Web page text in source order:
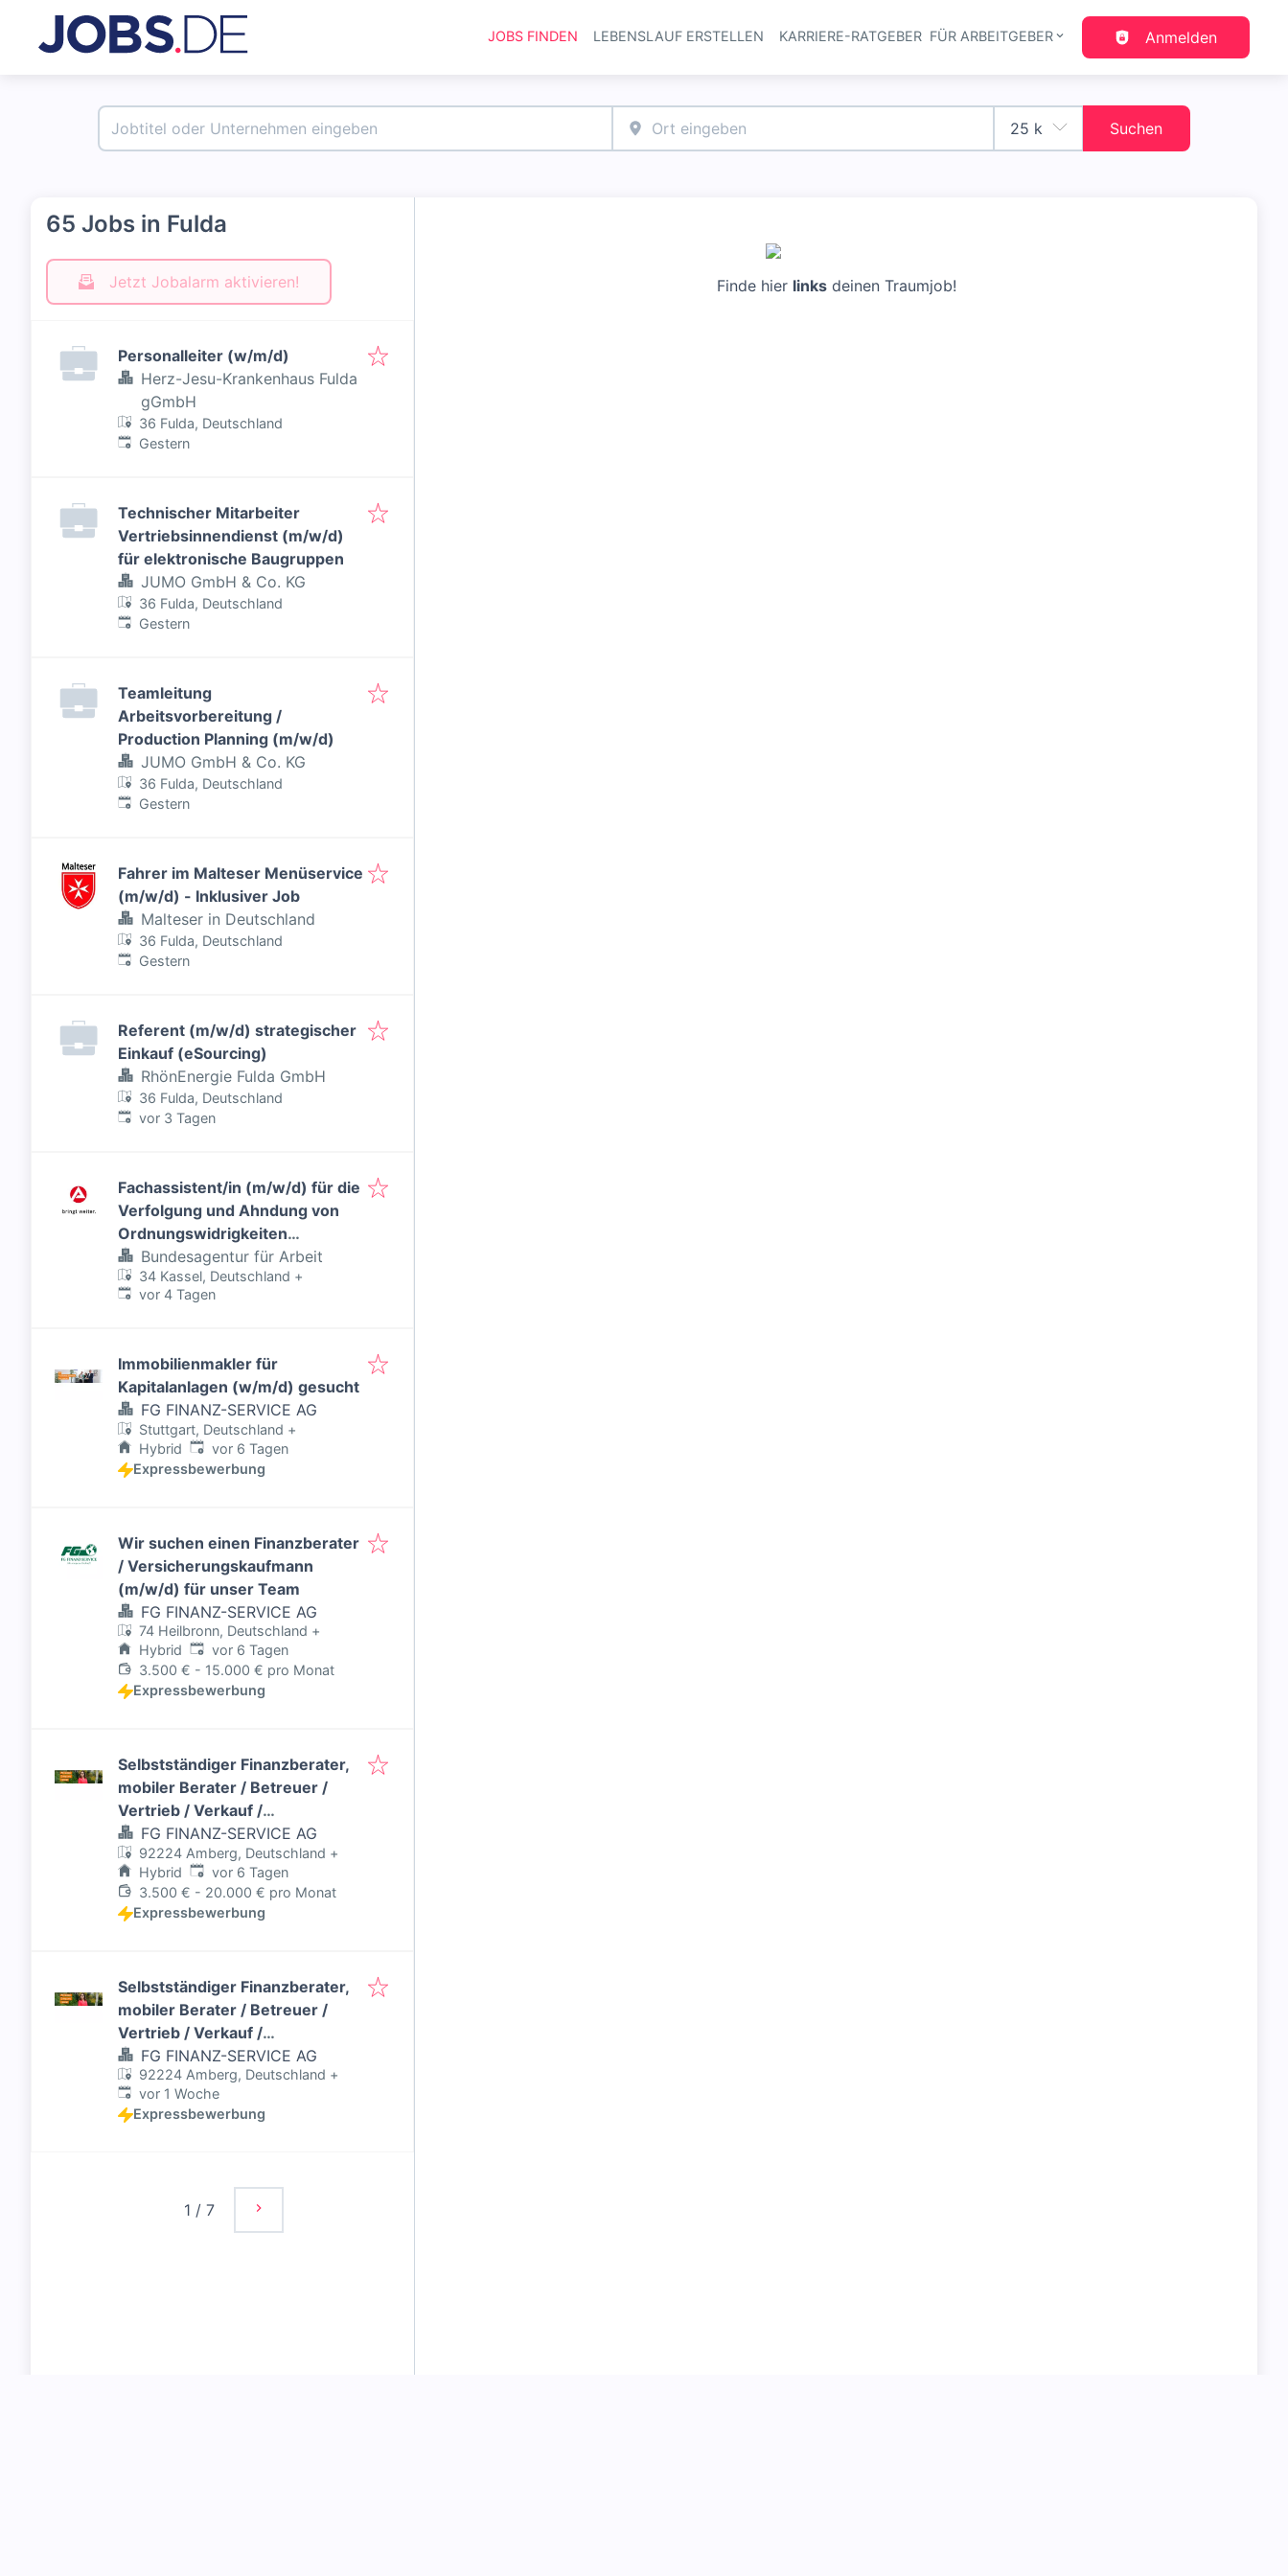
Haupt-Navigation
JOBS FINDEN LEBENSLAUF ERSTELLEN KARRIERE-RATGEBER FÜR ARBEITGEBER Anmelden
Suchen
65 Jobs in Fulda
Jetzt Jobalarm aktivieren!
Personalleiter (w/m/d)
Herz-Jesu-Krankenhaus Fulda
gGmbH
36 Fulda, Deutschland
Veröffentlicht
Gestern
Technischer Mitarbeiter
Vertriebsinnendienst (m/w/d)
für elektronische Baugruppen
JUMO GmbH & Co. KG
36 Fulda, Deutschland
Veröffentlicht
Gestern
Teamleitung
Arbeitsvorbereitung /
Production Planning (m/w/d)
JUMO GmbH & Co. KG
36 Fulda, Deutschland
Veröffentlicht
Gestern
Fahrer im Malteser Menüservice
(m/w/d) - Inklusiver Job
Malteser in Deutschland
36 Fulda, Deutschland
Veröffentlicht
Gestern
Referent (m/w/d) strategischer
Einkauf (eSourcing)
RhönEnergie Fulda GmbH
36 Fulda, Deutschland
Veröffentlicht:
vor 3 Tagen
Fachassistent/in (m/w/d) für die
Verfolgung und Ahndung von
Ordnungswidrigkeiten
(Arbeitsort Fulda, Korbach oder
Marburg) - Inklusiver Job
Bundesagentur für Arbeit
34 Kassel, Deutschland +
Veröffentlicht:
vor 4 Tagen
Immobilienmakler für
Kapitalanlagen (w/m/d) gesucht
FG FINANZ-SERVICE AG
Stuttgart, Deutschland +
Hybrid Veröffentlicht:
vor 6 Tagen
Expressbewerbung
Wir suchen einen Finanzberater
/ Versicherungskaufmann
(m/w/d) für unser Team
FG FINANZ-SERVICE AG
74 Heilbronn, Deutschland +
Hybrid Veröffentlicht:
vor 6 Tagen
3.500 € - 15.000 € pro Monat
Expressbewerbung
Selbstständiger Finanzberater,
mobiler Berater / Betreuer /
Vertrieb / Verkauf /
Bankkaufmann /
Versicherungskaufmann
(w/m/d)
FG FINANZ-SERVICE AG
92224 Amberg, Deutschland +
Hybrid Veröffentlicht:
vor 6 Tagen
3.500 € - 20.000 € pro Monat
Expressbewerbung
Selbstständiger Finanzberater,
mobiler Berater / Betreuer /
Vertrieb / Verkauf /
Bankkaufmann /
Versicherungskaufmann
(w/m/d)
FG FINANZ-SERVICE AG
92224 Amberg, Deutschland +
Veröffentlicht:
vor 1 Woche
Expressbewerbung
1 / 7
Finde hier linksdeinen Traumjob!